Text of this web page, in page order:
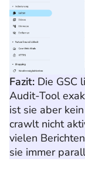
Fazit: Die GSC
Audit-Tool
ist sie aber
crawlt nicht
vielen
sie immer